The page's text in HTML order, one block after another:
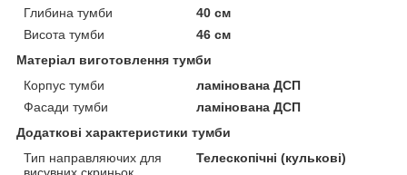
Глибина тумби
40 см
Висота тумби
46 см
Матеріал виготовлення тумби
Корпус тумби
ламінована ДСП
Фасади тумби
ламінована ДСП
Додаткові характеристики тумби
Тип направляючих для
висувних скриньок
Телескопічні (кулькові)